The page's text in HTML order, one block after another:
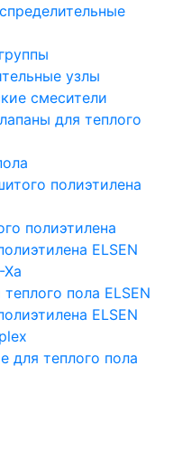
узлы
смесители
для теплого
полиэтилена
полиэтилена
ELSEN
пола ELSEN
ELSEN
для теплого пола